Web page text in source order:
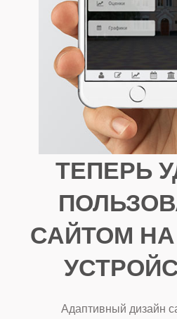
ТЕПЕРЬ
САЙТОМ
Адаптивный дизайн